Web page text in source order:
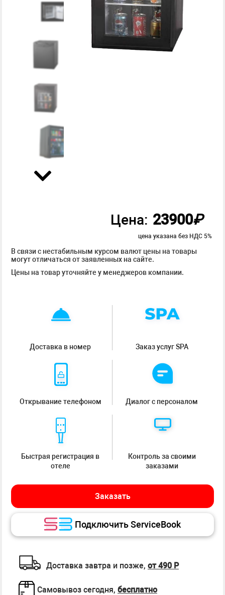
Цена: 23900₽
цена указана без НДС 5%
В связи с нестабильным курсом валют цены на товары
могут отличаться от заявленных на сайте.
Цены на товар уточняйте у менеджеров компании.
Доставка в номер Заказ услуг SPA
Открывание телефоном Диалог с персоналом
Быстрая регистрация в
отеле
Контроль за своими
заказами
Заказать
Подключить ServiceBook
Доставка завтра и позже, от 490 Р
Самовывоз сегодня, бесплатно